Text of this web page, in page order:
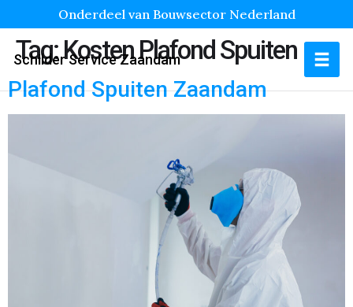
Onderdeel van Bouwsector Nederland
Schilder Service Zaandam
Tag:Kosten Plafond Spuiten
Plafond Spuiten Zaandam